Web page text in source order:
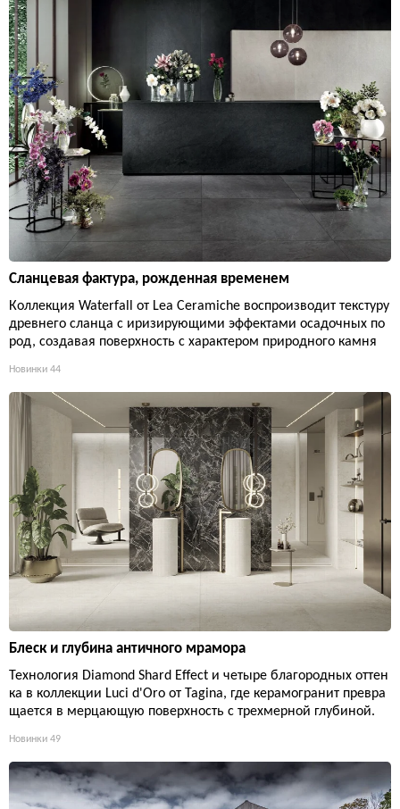
Сланцевая фактура, рожденная временем
Коллекция Waterfall от Lea Ceramiche воспроизводит текстуру
древнего сланца с иризирующими эффектами осадочных по
род, создавая поверхность с характером природного камня
Новинки 44
Блеск и глубина античного мрамора
Технология Diamond Shard Effect и четыре благородных оттен
ка в коллекции Luci d'Oro от Tagina, где керамогранит превра
щается в мерцающую поверхность с трехмерной глубиной.
Новинки 49